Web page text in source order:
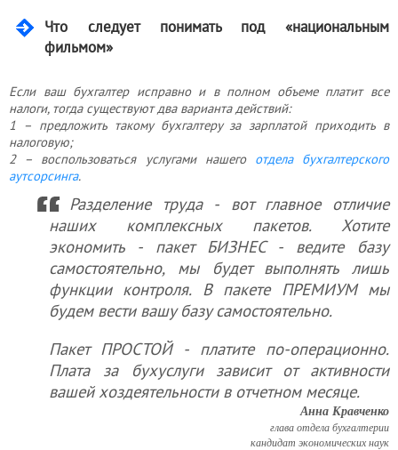
Что следует понимать под «национальным
фильмом»
Если ваш бухгалтер исправно и в полном объеме платит все
налоги, тогда существуют два варианта действий:
1 – предложить такому бухгалтеру за зарплатой приходить в
налоговую;
2 – воспользоваться услугами нашего отдела бухгалтерского
аутсорсинга.
Разделение труда - вот главное отличие
наших комплексных пакетов. Хотите
экономить - пакет БИЗНЕС - ведите базу
самостоятельно, мы будет выполнять лишь
функции контроля. В пакете ПРЕМИУМ мы
будем вести вашу базу самостоятельно.
Пакет ПРОСТОЙ - платите по-операционно.
Плата за бухуслуги зависит от активности
вашей хоздеятельности в отчетном месяце.
Анна Кравченко
глава отдела бухгалтерии
кандидат экономических наук
Услуги
юриста
Услуги
регистратора
Кадровый
аутсорсинг
Лицензии
разрешения